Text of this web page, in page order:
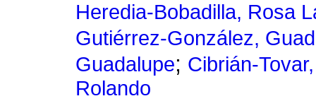
Heredia-Bobadilla, Rosa
Gutiérrez-González,
Guadalupe; Cibrián-
Rolando